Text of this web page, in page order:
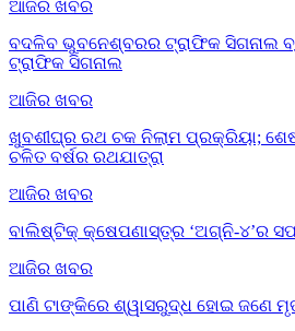
ଆଜିର ଖବର
ବଦଳିବ ଭୁବନେଶ୍ବରର ଟ୍ରାଫିକ ସିଗନାଲ
ଟ୍ରାଫିକ ସିଗନାଲ
ଆଜିର ଖବର
ଖୁବଶୀଘ୍ର ରଥ ଚକ ନିଲାମ ପ୍ରକ୍ରିୟା;
ଚଳିତ ବର୍ଷର ରଥଯାତ୍ରା
ଆଜିର ଖବର
ବାଲିଷ୍ଟିକ୍ କ୍ଷେପଣାସ୍ତ୍ର ‘ଅଗ୍ନି-୪’ର
ଆଜିର ଖବର
ପାଣି ଟାଙ୍କିରେ ଶ୍ୱାସରୁଦ୍ଧ ହୋଇ ଜଣେ